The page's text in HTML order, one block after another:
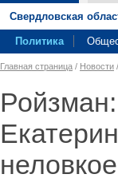
Свердловская
Политика
Главная страница / Новости /